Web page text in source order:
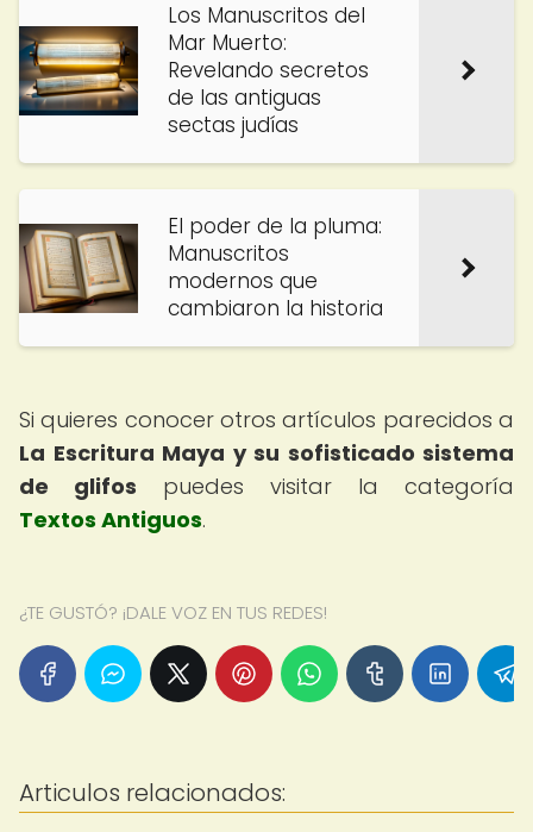
Los Manuscritos del
Mar Muerto:
Revelando secretos
de las antiguas
sectas judías
El poder de la pluma:
Manuscritos
modernos que
cambiaron la historia
Si quieres conocer otros artículos parecidos a
La Escritura Maya y su sofisticado sistema
de glifos puedes visitar la categoría
Textos Antiguos.
¿TE GUSTÓ? ¡DALE VOZ EN TUS REDES!
Articulos relacionados: